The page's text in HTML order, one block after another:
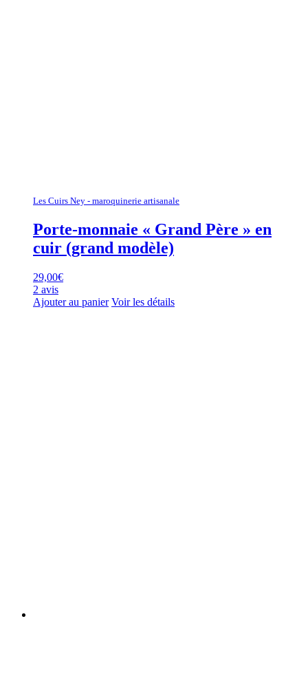
Les Cuirs Ney - maroquinerie artisanale
Porte-monnaie « Grand Père » en
cuir (grand modèle)
29,00€
2 avis
Ajouter au panier Voir les détails